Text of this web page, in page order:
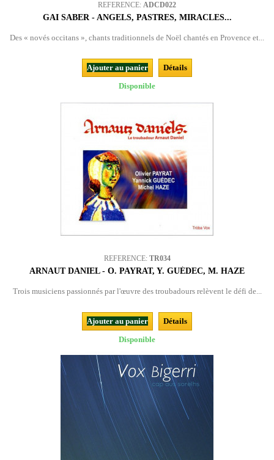
REFERENCE: ADCD022
GAI SABER - ANGELS, PASTRES, MIRACLES...
Des « novés occitans », chants traditionnels de Noël chantés en Provence et...
Ajouter au panier
Détails
Disponible
REFERENCE: TR034
ARNAUT DANIEL - O. PAYRAT, Y. GUÉDEC, M. HAZE
Trois musiciens passionnés par l'œuvre des troubadours relèvent le défi de...
Ajouter au panier
Détails
Disponible